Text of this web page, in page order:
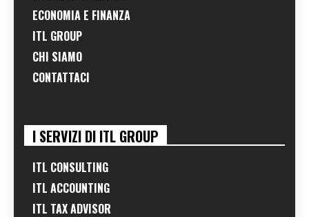
ECONOMIA E FINANZA
ITL GROUP
CHI SIAMO
CONTATTACI
I SERVIZI DI ITL GROUP
ITL CONSULTING
ITL ACCOUNTING
ITL TAX ADVISOR